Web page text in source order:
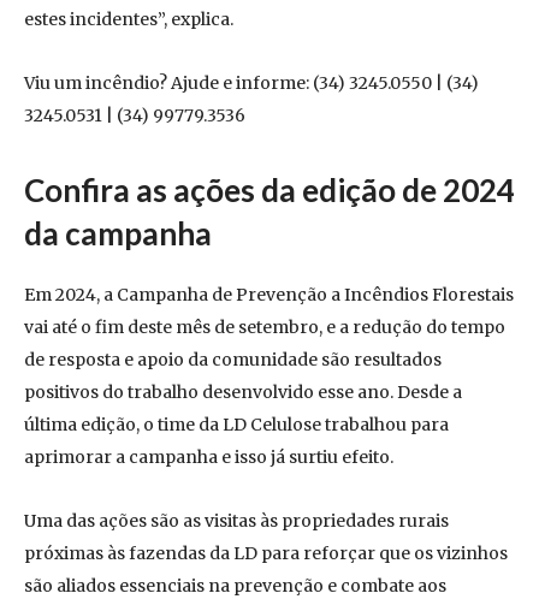
estes incidentes”, explica.
Viu um incêndio? Ajude e informe: (34) 3245.0550 | (34)
3245.0531 | (34) 99779.3536
Confira as ações da edição de 2024
da campanha
Em 2024, a Campanha de Prevenção a Incêndios Florestais
vai até o fim deste mês de setembro, e a redução do tempo
de resposta e apoio da comunidade são resultados
positivos do trabalho desenvolvido esse ano. Desde a
última edição, o time da LD Celulose trabalhou para
aprimorar a campanha e isso já surtiu efeito.
Uma das ações são as visitas às propriedades rurais
próximas às fazendas da LD para reforçar que os vizinhos
são aliados essenciais na prevenção e combate aos